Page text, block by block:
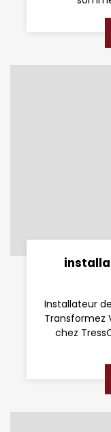
Installateur
Transformez
chez